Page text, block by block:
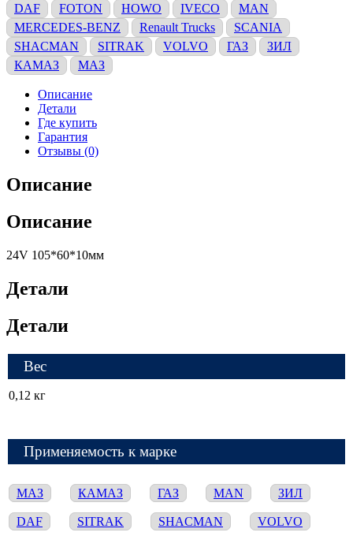
DAF FOTON HOWO IVECO
MAN
MERCEDES-BENZ
Renault Trucks
SCANIA
SHACMAN
SITRAK VOLVO ГАЗ
ЗИЛ
КАМАЗ
МАЗ
Описание
Детали
Где купить
Гарантия
Отзывы (0)
Описание
Описание
24V 105*60*10мм
Детали
Детали
Вес
0,12 кг
Применяемость к марке
МАЗ КАМАЗ ГАЗ MAN ЗИЛ
DAF SITRAK SHACMAN VOLVO